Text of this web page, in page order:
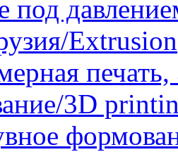
Extrusion
3D